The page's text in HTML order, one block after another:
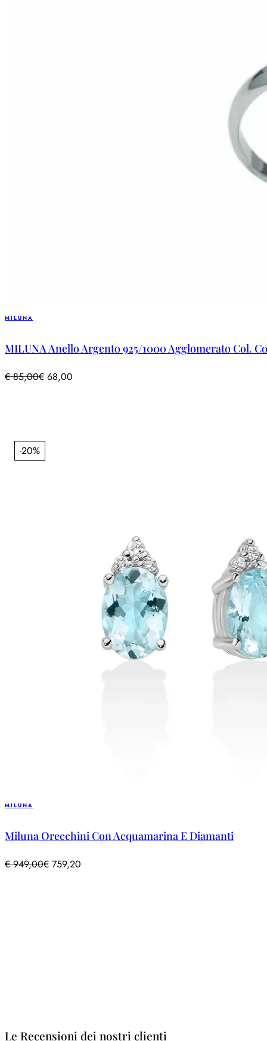
MILUNA
MILUNA Anello Argento 925/1000 Agglomerato Col.
€85,00€ 68,00
-20%
MILUNA
Miluna Orecchini Con Acquamarina E Diamanti
€949,00€ 759,20
Le Recensioni dei nostri clienti